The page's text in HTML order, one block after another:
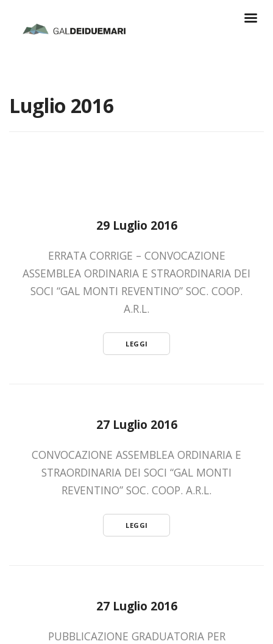
Luglio 2016
29 Luglio 2016
ERRATA CORRIGE – CONVOCAZIONE
ASSEMBLEA ORDINARIA E STRAORDINARIA DEI
SOCI “GAL MONTI REVENTINO” SOC. COOP.
A.R.L.
LEGGI
27 Luglio 2016
CONVOCAZIONE ASSEMBLEA ORDINARIA E
STRAORDINARIA DEI SOCI “GAL MONTI
REVENTINO” SOC. COOP. A.R.L.
LEGGI
27 Luglio 2016
PUBBLICAZIONE GRADUATORIA PER